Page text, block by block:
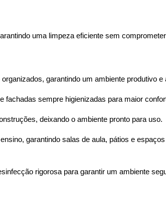
uma limpeza eficiente sem
garantindo um ambiente produtivo e
fachadas sempre higienizadas para maior
deixando o ambiente pronto para uso.
garantindo salas de aula, pátios e
rigorosa para garantir um ambiente